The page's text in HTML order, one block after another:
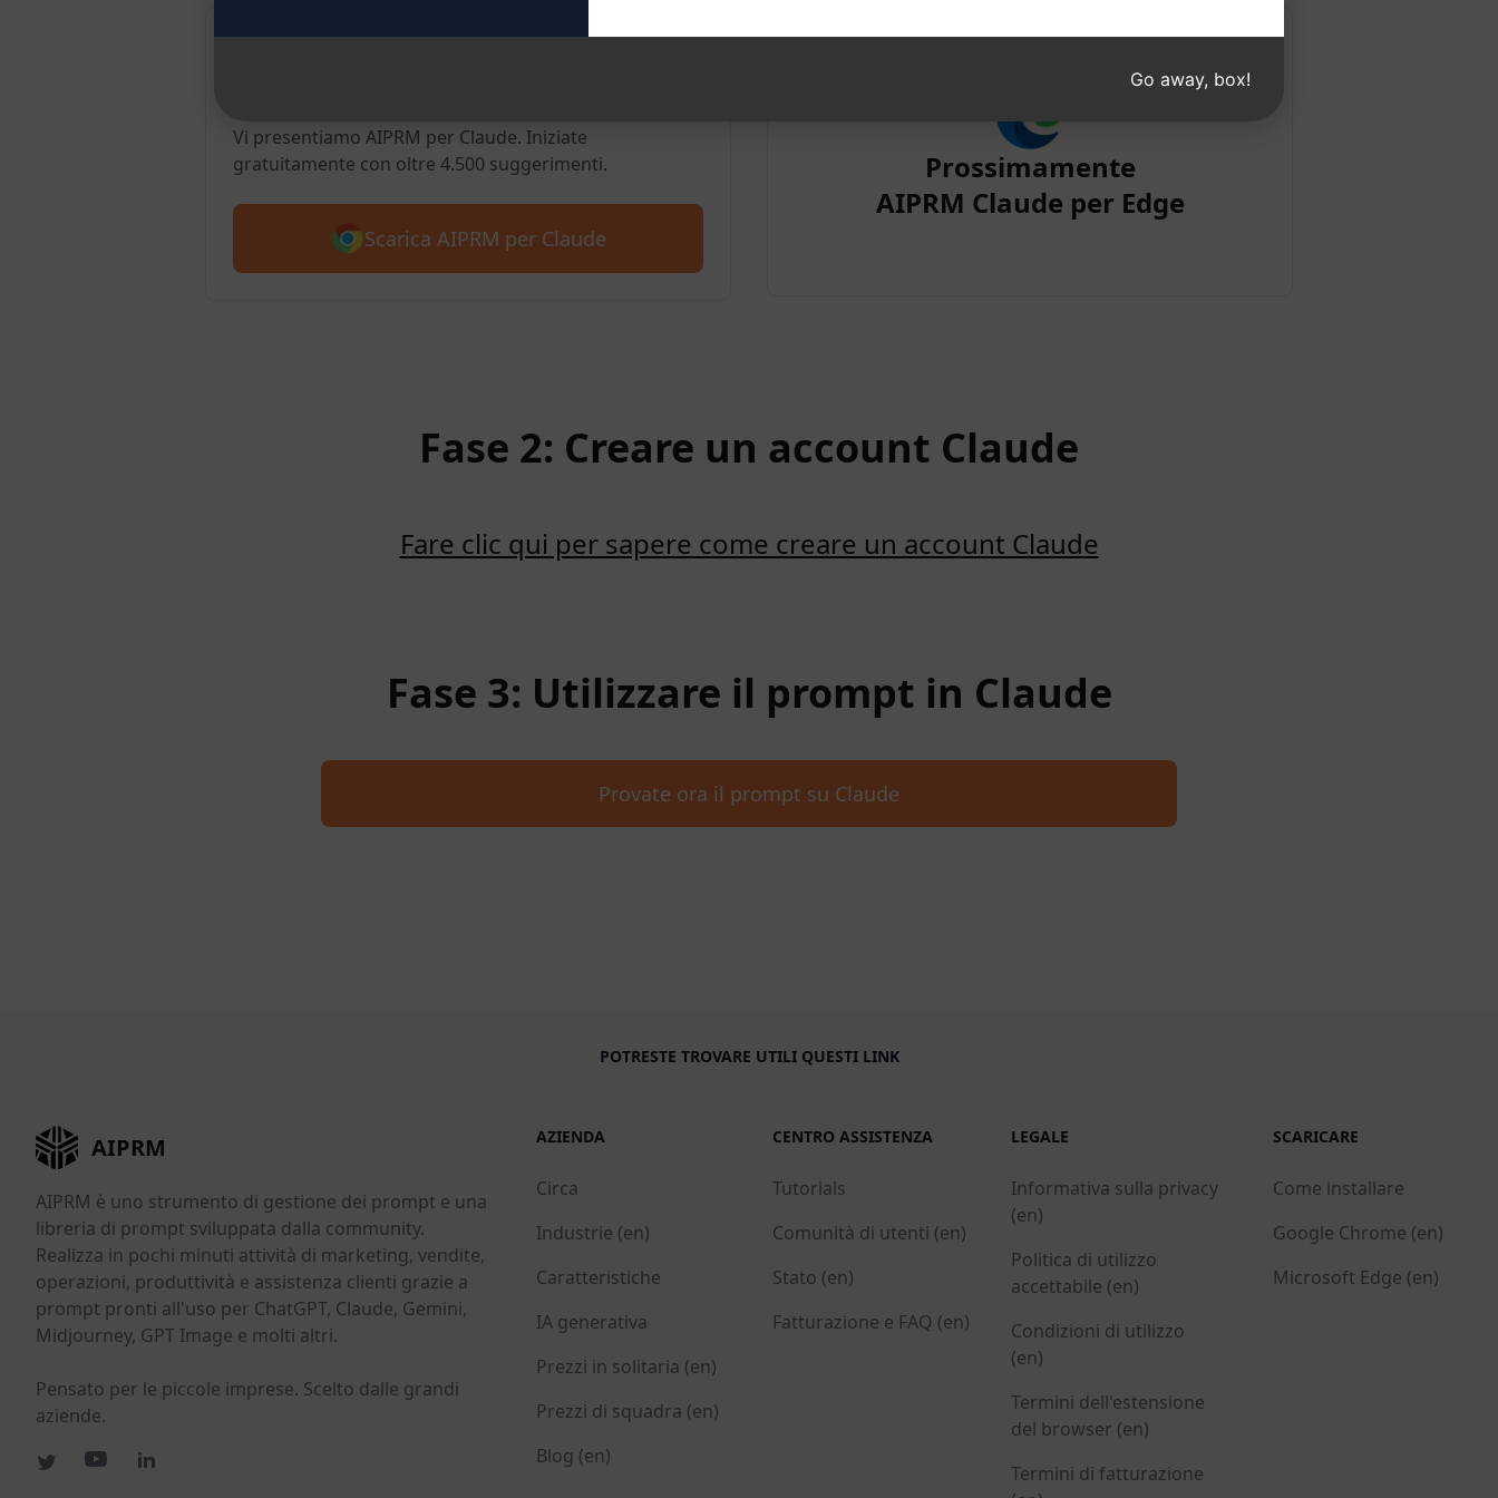
Vi presentiamo AIPRM per Claude. Iniziate
gratuitamente con oltre 4.500 suggerimenti.
Scarica AIPRM per Claude
Prossimamente
AIPRM Claude per Edge
Fase 2: Creare un account Claude
Fare clic qui per sapere come creare un account Claude
Fase 3: Utilizzare il prompt in Claude
Provate ora il prompt su Claude
POTRESTE TROVARE UTILI QUESTI LINK
AIPRM
AIPRM è uno strumento di gestione dei prompt e una
libreria di prompt sviluppata dalla community.
Realizza in pochi minuti attività di marketing, vendite,
operazioni, produttività e assistenza clienti grazie a
prompt pronti all'uso per ChatGPT, Claude, Gemini,
Midjourney, GPT Image e molti altri.
Pensato per le piccole imprese. Scelto dalle grandi
aziende.
AZIENDA
Circa
Industrie (en)
Caratteristiche
IA generativa
Prezzi in solitaria (en)
Prezzi di squadra (en)
Blog (en)
CENTRO ASSISTENZA
Tutorials
Comunità di utenti (en)
Stato (en)
Fatturazione e FAQ (en)
LEGALE
Informativa sulla privacy
(en)
Politica di utilizzo
accettabile (en)
Condizioni di utilizzo
(en)
Termini dell'estensione
del browser (en)
Termini di fatturazione
SCARICARE
Come installare
Google Chrome (en)
Microsoft Edge (en)
Go away, box!